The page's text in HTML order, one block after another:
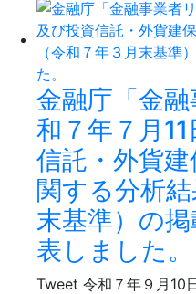
金融庁「金
和７年７月
信託・外貨
関する分析
末基準）の
表しました。
Tweet 令和７年９月10